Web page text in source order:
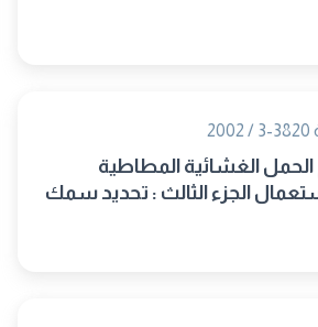
الغشائية المطاطية
المتكررة الاستعمال الجزء الثالث : تحديد سمك